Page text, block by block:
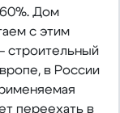
Дом
с этим
строительный
в России
переехать в